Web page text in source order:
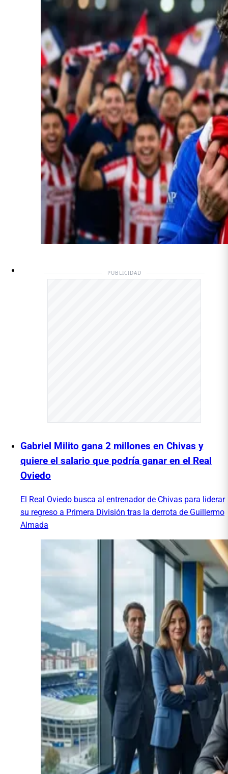
PUBLICIDAD
Gabriel Milito gana 2 millones en Chivas y
quiere el salario que podría ganar en el Real
Oviedo
El Real Oviedo busca al entrenador de Chivas para liderar
su regreso a Primera División tras la derrota de Guillermo
Almada